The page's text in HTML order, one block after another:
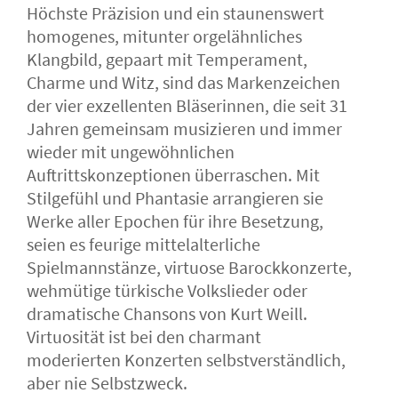
Höchste Präzision und ein staunenswert
homogenes, mitunter orgelähnliches
Klangbild, gepaart mit Temperament,
Charme und Witz, sind das Markenzeichen
der vier exzellenten Bläserinnen, die seit 31
Jahren gemeinsam musizieren und immer
wieder mit ungewöhnlichen
Auftrittskonzeptionen überraschen. Mit
Stilgefühl und Phantasie arrangieren sie
Werke aller Epochen für ihre Besetzung,
seien es feurige mittelalterliche
Spielmannstänze, virtuose Barockkonzerte,
wehmütige türkische Volkslieder oder
dramatische Chansons von Kurt Weill.
Virtuosität ist bei den charmant
moderierten Konzerten selbstverständlich,
aber nie Selbstzweck.